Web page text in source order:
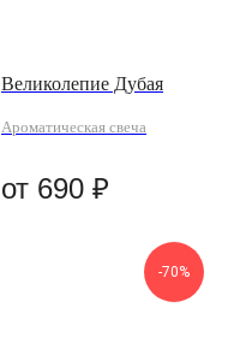
Великолепие Дубая
Ароматическая свеча
от 690 ₽
-70%